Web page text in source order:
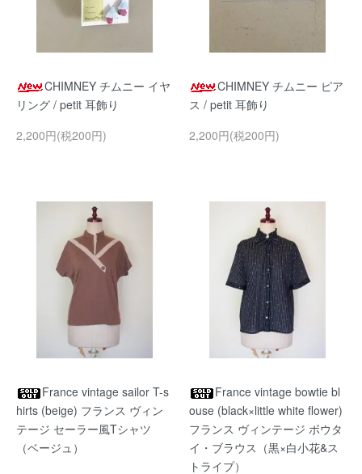
CHIMNEY チムニー イヤ
リング / petit 耳飾り
2,200円(税200円)
CHIMNEY チムニー ピア
ス / petit 耳飾り
2,200円(税200円)
France vintage sailor T-s
hirts (beige) フランス ヴィン
テージ セーラー風Tシャツ
（ベージュ）
France vintage bowtie bl
ouse (black×little white flower)
フランス ヴィンテージ ボウタ
イ・ブラウス（黒×白小花&ス
トライプ）